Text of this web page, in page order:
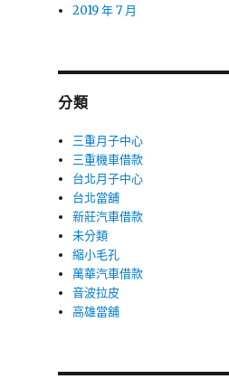
2019 年 7 月
分類
三重月子中心
三重機車借款
台北月子中心
台北當舖
新莊汽車借款
未分類
縮小毛孔
萬華汽車借款
音波拉皮
高雄當舖